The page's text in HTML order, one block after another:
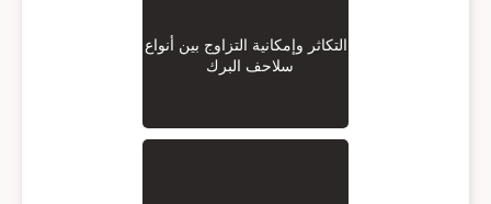
التكاثر وإمكانية التزاوج بين أنواع
سلاحف البرك